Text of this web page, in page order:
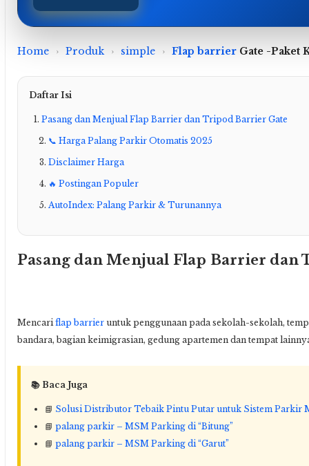
Home › Produk › simple › Flap barrier Gate -Paket
Daftar Isi
Pasang dan Menjual Flap Barrier dan Tripod Barrier Gate
📞 Harga Palang Parkir Otomatis 2025
Disclaimer Harga
🔥 Postingan Populer
AutoIndex: Palang Parkir & Turunannya
Pasang dan Menjual Flap Barrier
Mencari flap barrier untuk penggunaan pada sekolah-sekolah,
bandara, bagian keimigrasian, gedung apartemen dan tempat
📚 Baca Juga
📘 Solusi Distributor Tebaik Pintu Putar untuk Sistem Parkir
📘 palang parkir – MSM Parking di “Bitung”
📘 palang parkir – MSM Parking di “Garut”